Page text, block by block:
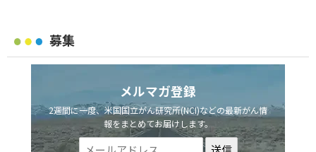
募集
メルマガ登録
2週間に一度、米国国立がん研究所(NCI)などの最新がん情
報をまとめてお届けします。